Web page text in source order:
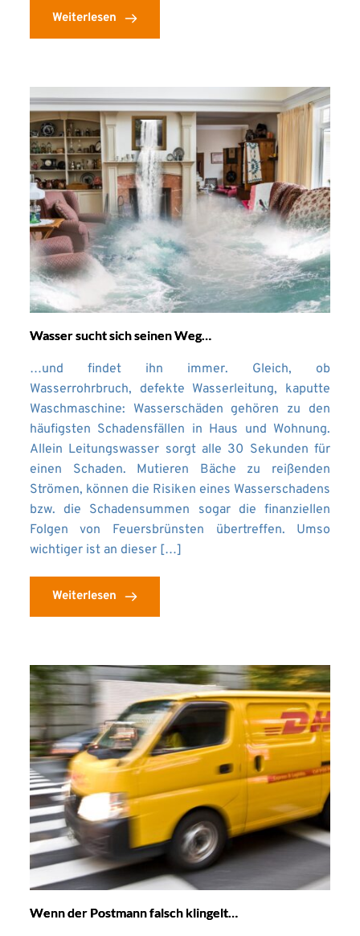
Weiterlesen
Wasser sucht sich seinen Weg…
…und findet ihn immer. Gleich, ob
Wasserrohrbruch, defekte Wasserleitung, kaputte
Waschmaschine: Wasserschäden gehören zu den
häufigsten Schadensfällen in Haus und Wohnung.
Allein Leitungswasser sorgt alle 30 Sekunden für
einen Schaden. Mutieren Bäche zu reißenden
Strömen, können die Risiken eines Wasserschadens
bzw. die Schadensummen sogar die finanziellen
Folgen von Feuersbrünsten übertreffen. Umso
wichtiger ist an dieser […]
Weiterlesen
Wenn der Postmann falsch klingelt…